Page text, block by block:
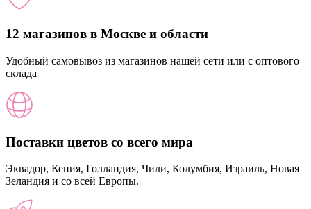
12 магазинов в Москве и области
Удобный самовывоз из магазинов нашей сети или с оптового
склада
Поставки цветов со всего мира
Эквадор, Кения, Голландия, Чили, Колумбия, Израиль, Новая
Зеландия и со всей Европы.